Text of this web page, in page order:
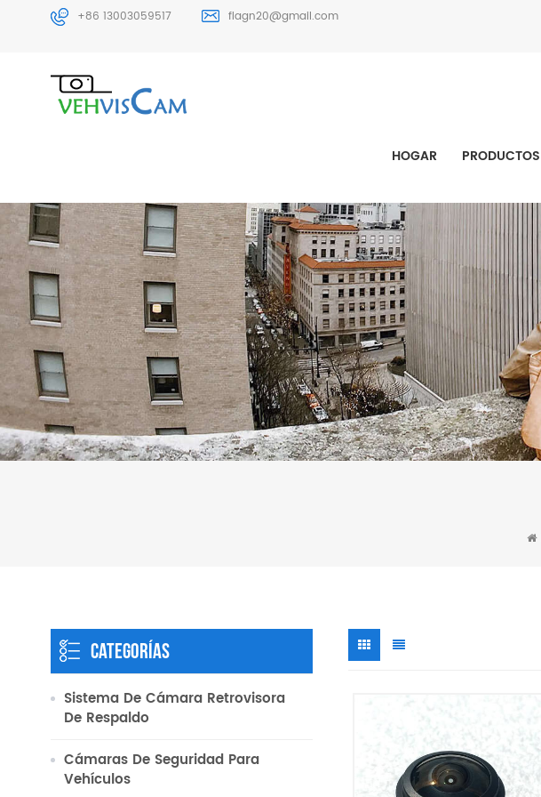
+86 13003059517 flagn20@gmail.com
HOGAR PRODUCTOS
CATEGORÍAS
Sistema De Cámara Retrovisora
​​de Respaldo
Cámaras De Seguridad Para
Vehículos